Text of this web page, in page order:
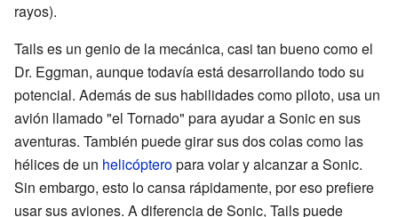
rayos).
Tails es un genio de la mecánica, casi tan bueno como el
Dr. Eggman, aunque todavía está desarrollando todo su
potencial. Además de sus habilidades como piloto, usa un
avión llamado "el Tornado" para ayudar a Sonic en sus
aventuras. También puede girar sus dos colas como las
hélices de un helicópteropara volar y alcanzar a Sonic.
Sin embargo, esto lo cansa rápidamente, por eso prefiere
usar sus aviones. A diferencia de Sonic, Tails puede